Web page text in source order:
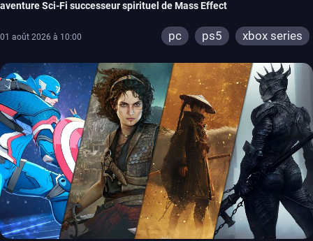
aventure Sci-Fi successeur spirituel de Mass Effect
01 août 2026 à 10:00 pc ps5 xbox series